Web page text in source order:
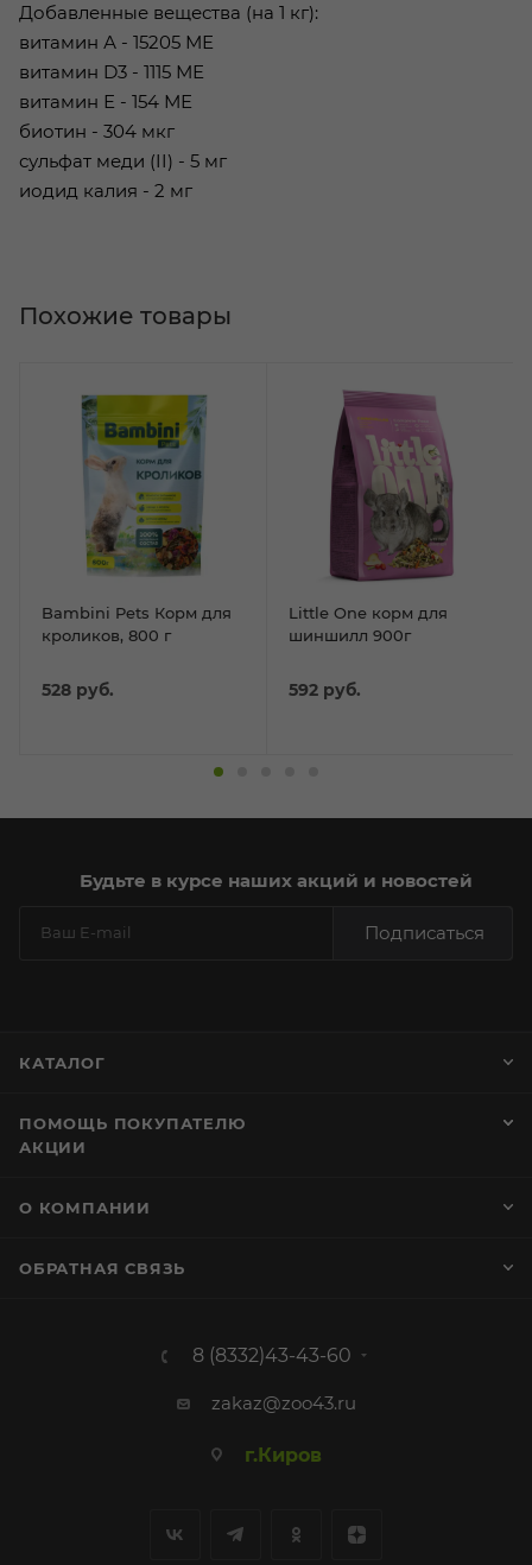
Добавленные вещества (на 1 кг):
витамин А - 15205 МЕ
витамин D3 - 1115 МЕ
витамин Е - 154 МЕ
биотин - 304 мкг
сульфат меди (II) - 5 мг
иодид калия - 2 мг
Bambini Pets Корм для
кроликов, 800 г
528 руб.
Little One корм для
шиншилл 900г
592 руб.
Похожие товары
Будьте в курсе наших акций и новостей
Подписаться
КАТАЛОГ
ПОМОЩЬ ПОКУПАТЕЛЮ
АКЦИИ
О КОМПАНИИ
ОБРАТНАЯ СВЯЗЬ
8 (8332)43-43-60
zakaz@zoo43.ru
г.Киров